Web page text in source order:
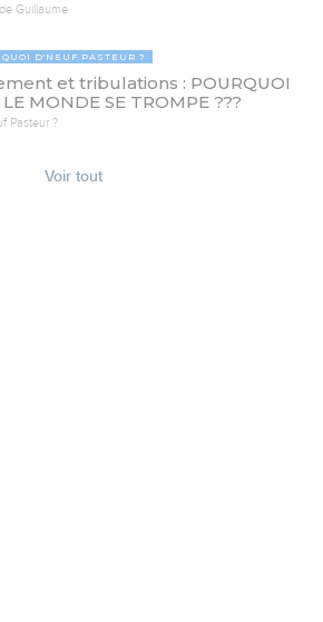
Guillaume
QUOI D'NEUF PASTEUR ?
et tribulations : POURQUOI
MONDE SE TROMPE ???
Pasteur ?
Voir tout